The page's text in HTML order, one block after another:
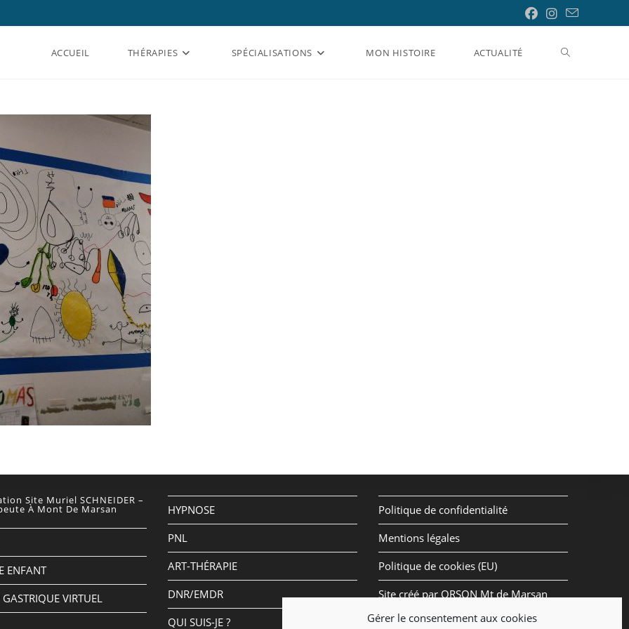
Gérer le consentement aux cookies
ACCUEIL THÉRAPIES SPÉCIALISATIONS MON HISTOIRE ACTUALITÉ Toggle
Site Muriel SCHNEIDER –
À Mont De Marsan
ENFANT
VIRTUEL
HYPNOSE
PNL
ART-THÉRAPIE
DNR/EMDR
QUI SUIS-JE ?
Politique de confidentialité
Mentions légales
Politique de cookies (EU)
Site créé par ORSON Mt de Marsan